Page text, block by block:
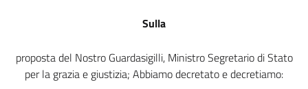
art. 16
art. 17
Sulla
proposta del Nostro Guardasigilli, Ministro Segretario di Stato
per la grazia e giustizia; Abbiamo decretato e decretiamo: